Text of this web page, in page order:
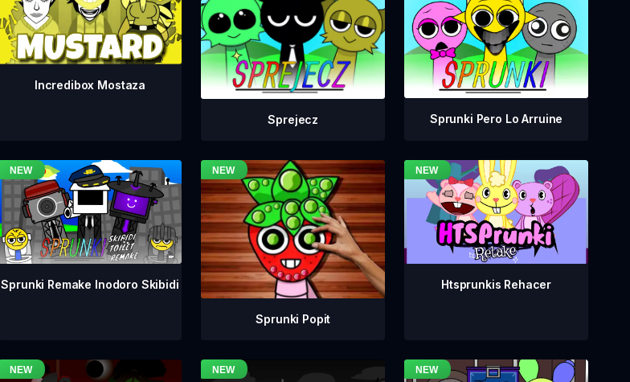
Incredibox Mostaza
Sprejecz Sprunki Pero Lo Arruine
Sprunki Remake Inodoro Skibidi
Sprunki Popit
Htsprunkis Rehacer